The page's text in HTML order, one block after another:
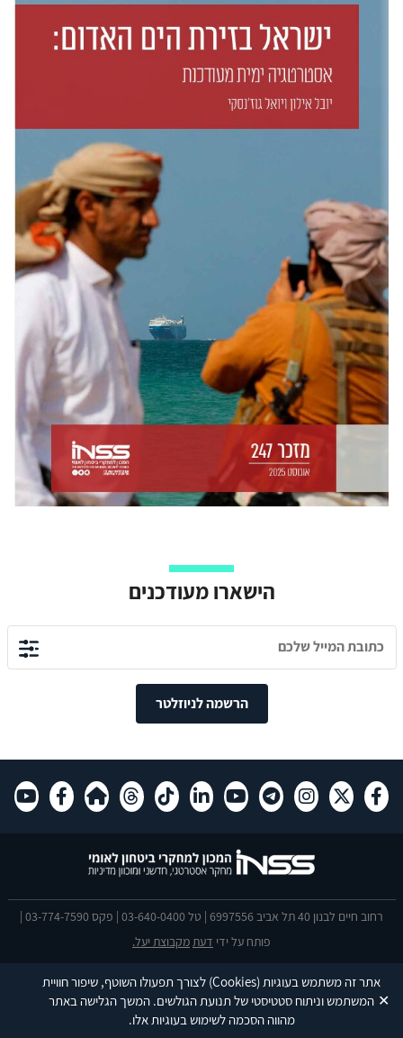
אתר זה משתמש בעוגיות(Cookies) לצורך תפעולו השוטף, שיפור חוויית
המשתמש וניתוח סטטיסטי של תנועת הגולשים. המשך הגלישה באתר
מהווה הסכמה לשימוש בעוגיות אלו.
✕
הישארו מעודכנים
הרשמה לניוזלטר
רחוב חיים לבנון 40 תל אביב 6997556 | טל 03-640-0400 | פקס 03-774-7590 |
פותח על ידי דעתמקבוצת יעל.
This site is protected by reCAPTCHA and the Google Privacy Policyand
Terms of Service apply.